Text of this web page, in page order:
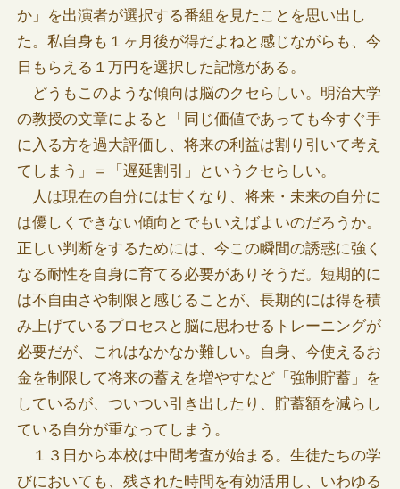
か」を出演者が選択する番組を見たことを思い出し
た。私自身も１ヶ月後が得だよねと感じながらも、今
日もらえる１万円を選択した記憶がある。
どうもこのような傾向は脳のクセらしい。明治大学
の教授の文章によると「同じ価値であっても今すぐ手
に入る方を過大評価し、将来の利益は割り引いて考え
てしまう」＝「遅延割引」というクセらしい。
人は現在の自分には甘くなり、将来・未来の自分に
は優しくできない傾向とでもいえばよいのだろうか。
正しい判断をするためには、今この瞬間の誘惑に強く
なる耐性を自身に育てる必要がありそうだ。短期的に
は不自由さや制限と感じることが、長期的には得を積
み上げているプロセスと脳に思わせるトレーニングが
必要だが、これはなかなか難しい。自身、今使えるお
金を制限して将来の蓄えを増やすなど「強制貯蓄」を
しているが、ついつい引き出したり、貯蓄額を減らし
ている自分が重なってしまう。
１３日から本校は中間考査が始まる。生徒たちの学
びにおいても、残された時間を有効活用し、いわゆる